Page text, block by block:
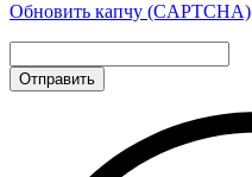
Обновить капчу (CAPTCHA)
Отправить